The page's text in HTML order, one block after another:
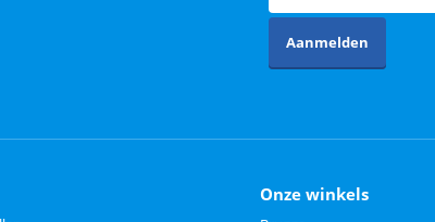
Aanmelden
Onze winkels